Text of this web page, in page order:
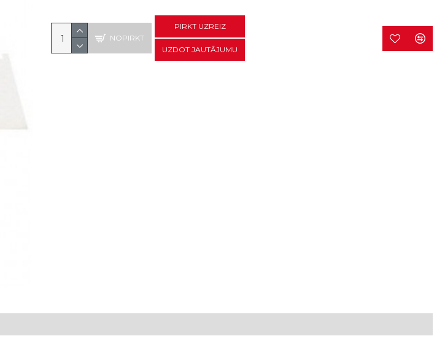
NOPIRKT
PIRKT UZREIZ
UZDOT JAUTĀJUMU